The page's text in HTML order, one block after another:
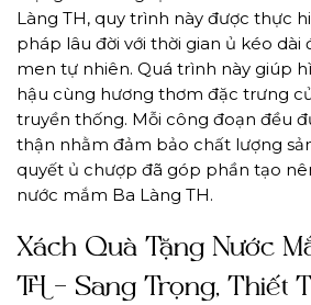
Làng TH, quy trình này được thực
pháp lâu đời với thời gian ủ kéo dài
men tự nhiên. Quá trình này giúp
hậu cùng hương thơm đặc trưng
truyền thống. Mỗi công đoạn đều
thận nhằm đảm bảo chất lượng
quyết ủ chượp đã góp phần tạo
nước mắm Ba Làng TH.
Xách Quà Tặng Nước
TH – Sang Trọng, Thiết